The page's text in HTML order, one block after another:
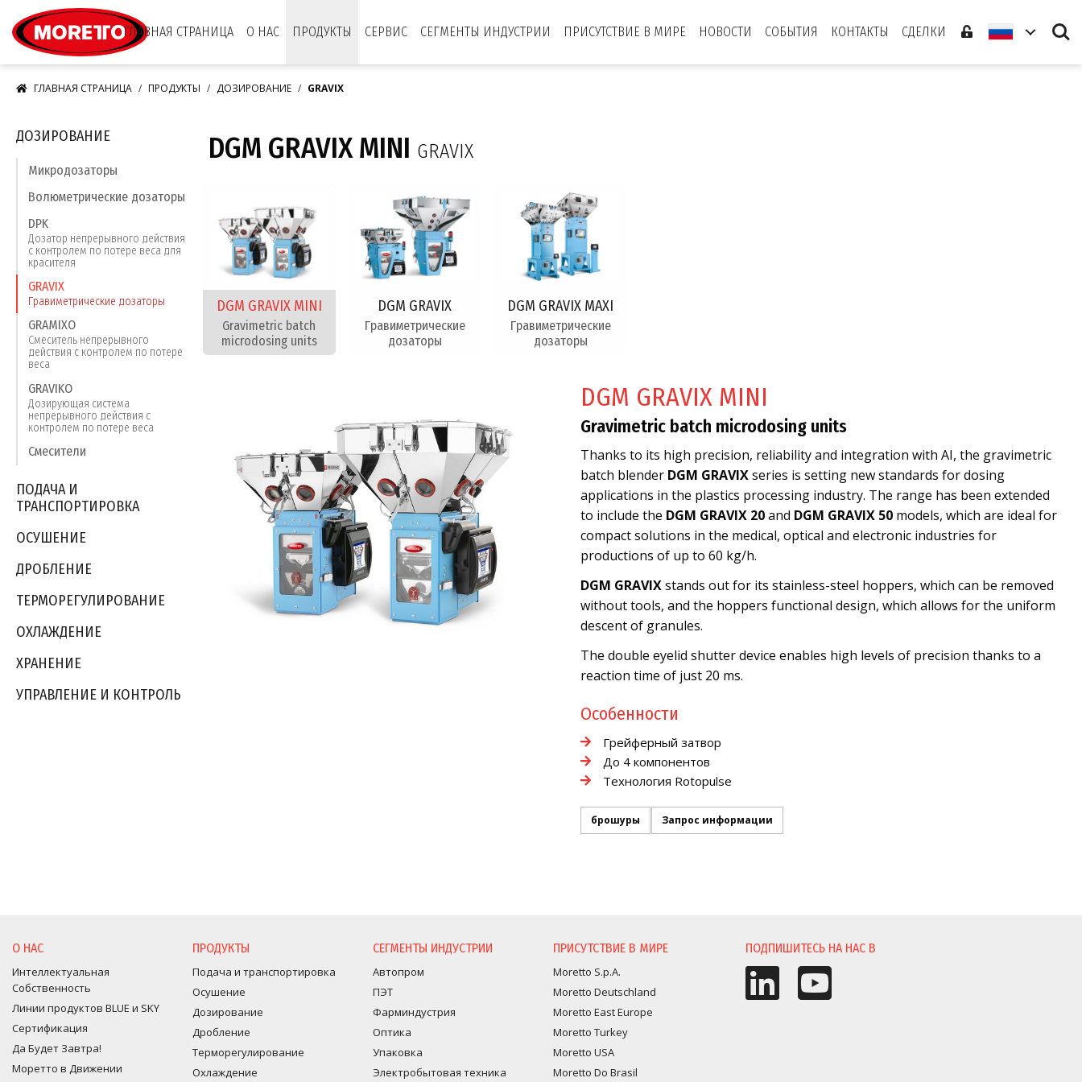
ГЛАВНАЯ СТРАНИЦА
О НАС ПРОДУКТЫ СЕРВИС СЕГМЕНТЫ ИНДУСТРИИ ПРИСУТСТВИЕ В МИРЕ НОВОСТИ СОБЫТИЯ КОНТАКТЫ СДЕЛКИ Search
ГЛАВНАЯ СТРАНИЦА ПРОДУКТЫ ДОЗИРОВАНИЕ GRAVIX
DGM GRAVIX MINI GRAVIX
DGM GRAVIX MINI
Gravimetric batch
microdosing units
DGM GRAVIX
Гравиметрические
дозаторы
DGM GRAVIX MAXI
Гравиметрические
дозаторы
DGM GRAVIX MINI
Gravimetric batch microdosing units
Thanks to its high precision, reliability and integration with AI, the gravimetric
batch blender DGM GRAVIXseries is setting new standards for dosing
applications in the plastics processing industry. The range has been extended
to include the DGM GRAVIX 20and DGM GRAVIX 50 models, which are ideal for
compact solutions in the medical, optical and electronic industries for
productions of up to 60 kg/h.
DGM GRAVIXstands out for its stainless-steel hoppers, which can be removed
without tools, and the hoppers functional design, which allows for the uniform
descent of granules.
The double eyelid shutter device enables high levels of precision thanks to a
reaction time of just 20 ms.
Особенности
Грейферный затвор
До 4 компонентов
Технология Rotopulse
брошуры Запрос информации
ДОЗИРОВАНИЕ
Микродозаторы
Волюметрические дозаторы
DPK
Дозатор непрерывного действия
с контролем по потере веса для
красителя
GRAVIX
Гравиметрические дозаторы
GRAMIXO
Смеситель непрерывного
действия с контролем по потере
веса
GRAVIKO
Дозирующая система
непрерывного действия с
контролем по потере веса
Смесители
ПОДАЧА И
ТРАНСПОРТИРОВКА
ОСУШЕНИЕ
ДРОБЛЕНИЕ
ТЕРМОРЕГУЛИРОВАНИЕ
ОXЛАЖДЕНИЕ
ХРАНЕНИЕ
УПРАВЛЕНИЕ И КОНТРОЛЬ
О НАС
Интеллектуальная
Собственность
Линии продуктов BLUE и SKY
Сертификация
Да Будет Завтра!
Моретто в Движении
ПРОДУКТЫ
Подача и транспортировка
Осушение
Дозирование
Дробление
Терморегулирование
Оxлаждение
СЕГМЕНТЫ ИНДУСТРИИ
Автопром
ПЭТ
Фарминдустрия
Оптика
Упаковка
Электробытовая техника
ПРИСУТСТВИЕ В МИРЕ
Moretto S.p.A.
Moretto Deutschland
Moretto East Europe
Moretto Turkey
Moretto USA
Moretto Do Brasil
ПОДПИШИТЕСЬ НА НАС В